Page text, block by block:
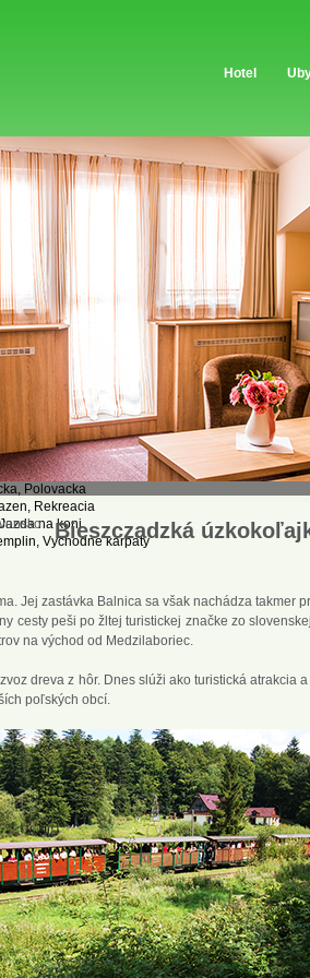
Hotel
Bieszczadzká
Jej zastávka Balnica sa však nachádza takmer
cesty peši po žltej turistickej značke zo
na východ od Medzilaboriec.
dreva z hôr. Dnes slúži ako turistická atrakcia
poľských obcí.